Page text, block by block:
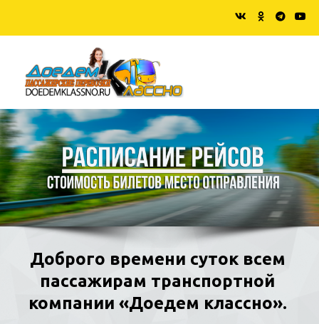
Доброго времени суток всем
пассажирам транспортной
компании «Доедем классно».